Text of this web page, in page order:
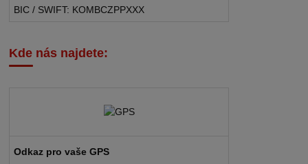
BIC / SWIFT: KOMBCZPPXXX
Kde nás najdete:
Odkaz pro vaše GPS